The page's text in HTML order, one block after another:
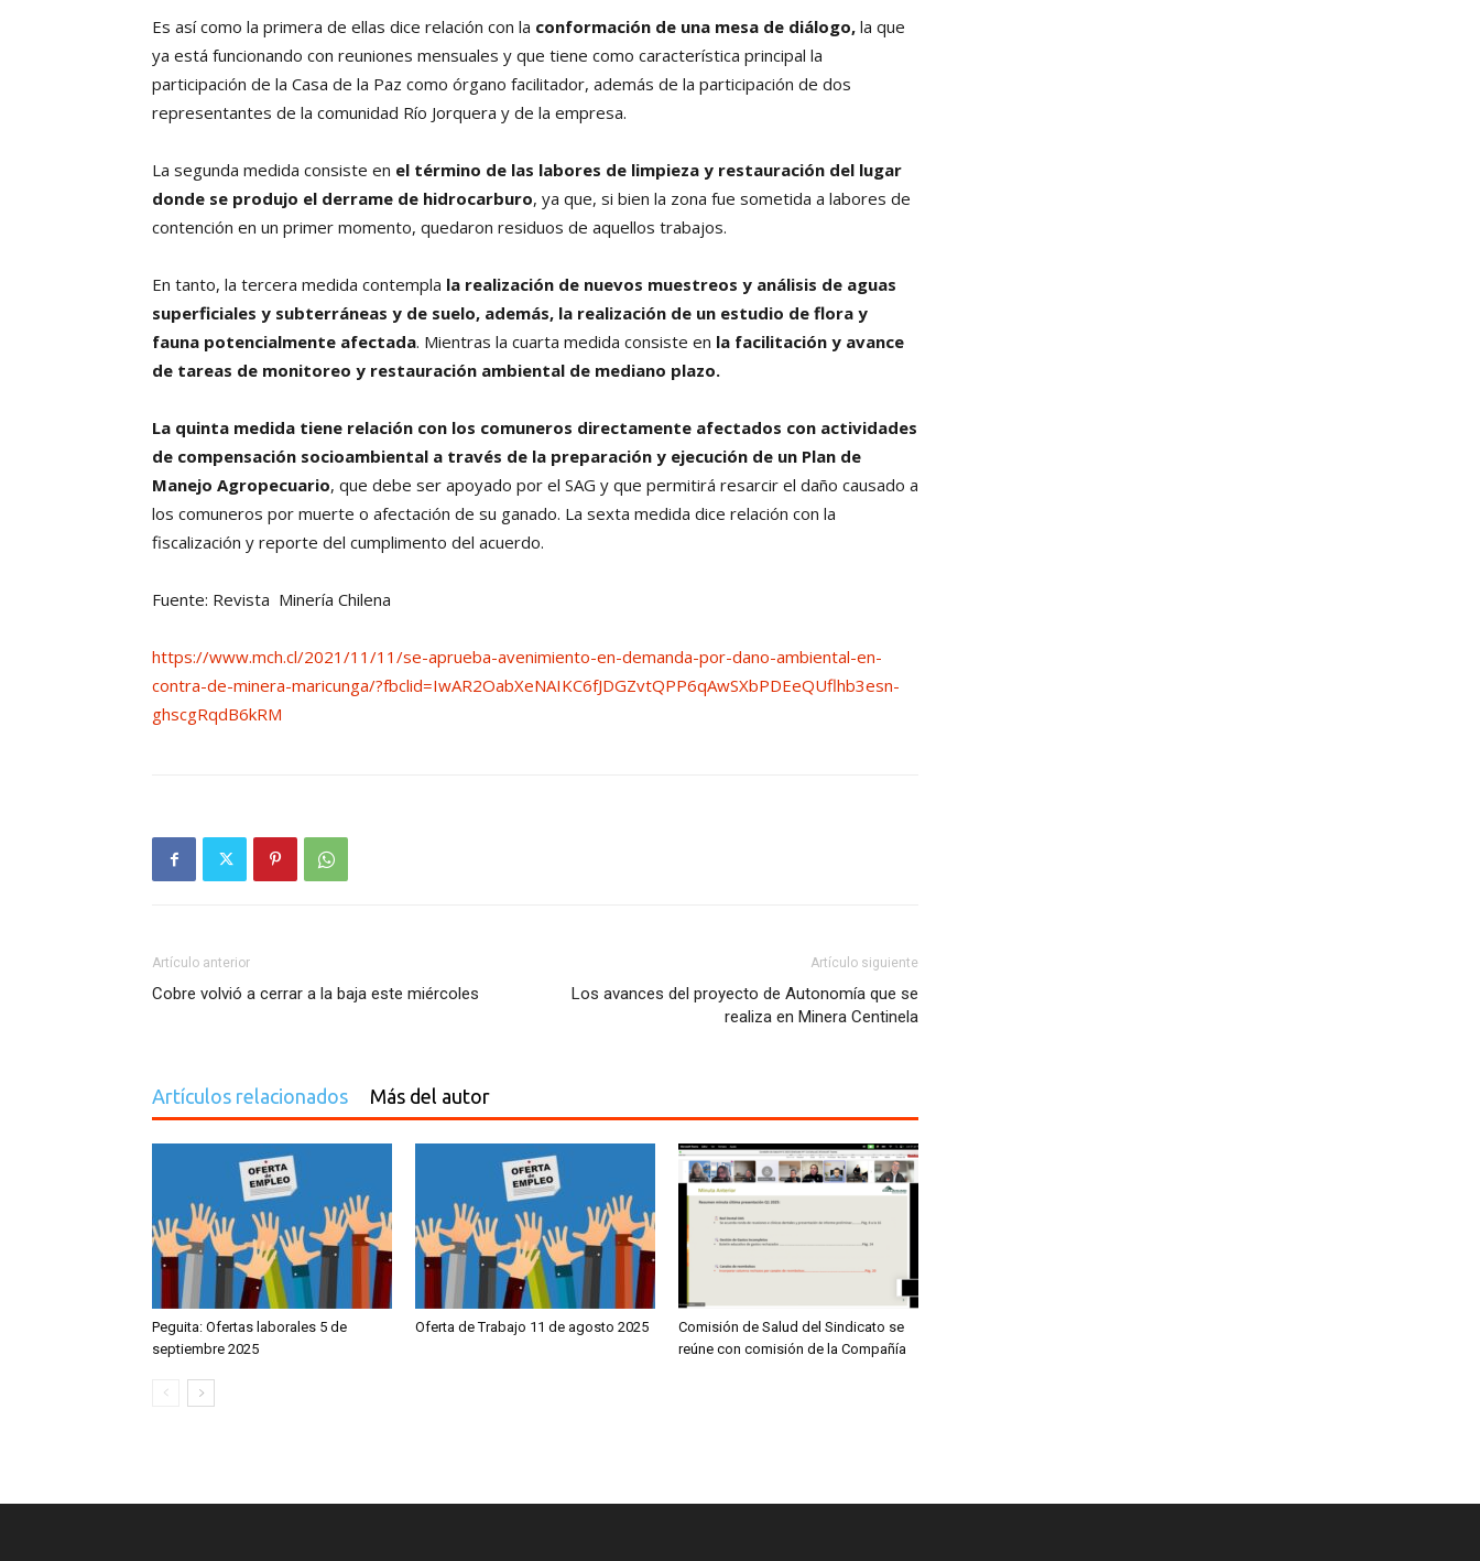
Es así como la primera de ellas dice relación con la conformación de una mesa de diálogo, la que
ya está funcionando con reuniones mensuales y que tiene como característica principal la
participación de la Casa de la Paz como órgano facilitador, además de la participación de dos
representantes de la comunidad Río Jorquera y de la empresa.
La segunda medida consiste en el término de las labores de limpieza y restauración del lugar
donde se produjo el derrame de hidrocarburo, ya que, si bien la zona fue sometida a labores de
contención en un primer momento, quedaron residuos de aquellos trabajos.
En tanto, la tercera medida contempla la realización de nuevos muestreos y análisis de aguas
superficiales y subterráneas y de suelo, además, la realización de un estudio de flora y
fauna potencialmente afectada. Mientras la cuarta medida consiste en la facilitación y avance
de tareas de monitoreo y restauración ambiental de mediano plazo.
La quinta medida tiene relación con los comuneros directamente afectados con actividades
de compensación socioambiental a través de la preparación y ejecución de un Plan de
Manejo Agropecuario, que debe ser apoyado por el SAG y que permitirá resarcir el daño causado a
los comuneros por muerte o afectación de su ganado. La sexta medida dice relación con la
fiscalización y reporte del cumplimento del acuerdo.
Fuente: Revista Minería Chilena
https://www.mch.cl/2021/11/11/se-aprueba-avenimiento-en-demanda-por-dano-ambiental-en-
contra-de-minera-maricunga/?fbclid=IwAR2OabXeNAIKC6fJDGZvtQPP6qAwSXbPDEeQUflhb3esn-
ghscgRqdB6kRM
Artículo anterior
Cobre volvió a cerrar a la baja este miércoles
Artículo siguiente
Los avances del proyecto de Autonomía que se
realiza en Minera Centinela
Artículos relacionados Más del autor
Peguita: Ofertas laborales 5 de
septiembre 2025
Oferta de Trabajo 11 de agosto 2025
Comisión de Salud del Sindicato se
reúne con comisión de la Compañía